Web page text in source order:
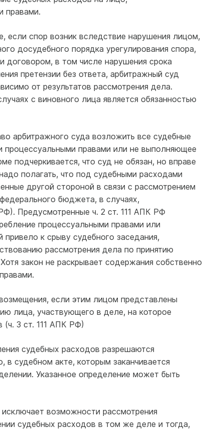
правами.
если спор возник вследствие нарушения лицом,
досудебного порядка урегулирования спора,
договором, в том числе нарушения срока
претензии без ответа, арбитражный суд
от результатов рассмотрения дела.
с виновного лица является обязанностью
арбитражного суда возложить все судебные
правами или не выполняющее
подчеркивается, что суд не обязан, но вправе
полагать, что под судебными расходами
другой стороной в связи с рассмотрением
бюджета, в случаях,
Предусмотренные ч. 2 ст. 111 АПК РФ
процессуальными правами или
к срыву судебного заседания,
рассмотрения дела по принятию
закон не раскрывает содержания собственно
если этим лицом представлены
лица, участвующего в деле, на которое
(ч. 3 ст. 111 АПК РФ)
судебных расходов разрешаются
судебном акте, которым заканчивается
Указанное определение может быть
возможности рассмотрения
судебных расходов в том же деле и тогда,